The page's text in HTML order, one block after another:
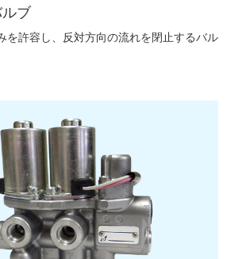
ブ
を許容し、反対方向の流れを閉止するバル